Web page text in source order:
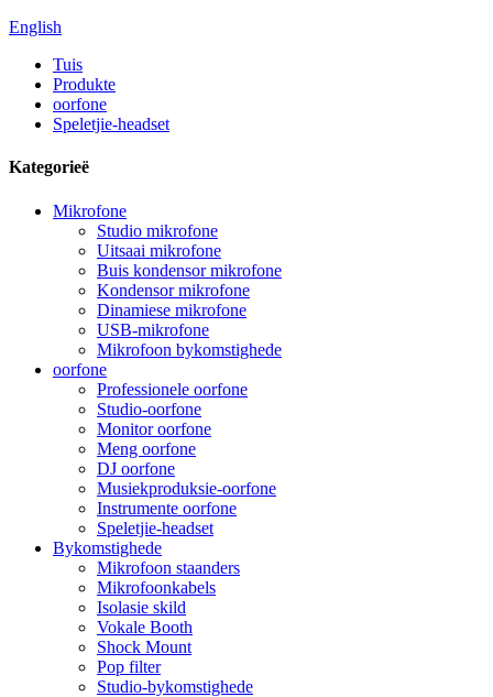
English
Tuis
Produkte
oorfone
Speletjie-headset
Kategorieë
Mikrofone
Studio mikrofone
Uitsaai mikrofone
Buis kondensor mikrofone
Kondensor mikrofone
Dinamiese mikrofone
USB-mikrofone
Mikrofoon bykomstighede
oorfone
Professionele oorfone
Studio-oorfone
Monitor oorfone
Meng oorfone
DJ oorfone
Musiekproduksie-oorfone
Instrumente oorfone
Speletjie-headset
Bykomstighede
Mikrofoon staanders
Mikrofoonkabels
Isolasie skild
Vokale Booth
Shock Mount
Pop filter
Studio-bykomstighede